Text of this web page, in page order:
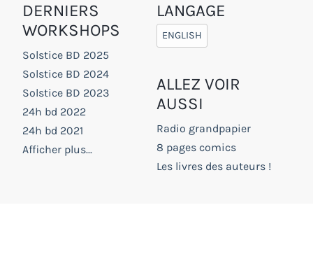
DERNIERS
WORKSHOPS
Solstice BD 2025
Solstice BD 2024
Solstice BD 2023
24h bd 2022
24h bd 2021
Afficher plus...
LANGAGE
ENGLISH
ALLEZ VOIR
AUSSI
Radio grandpapier
8 pages comics
Les livres des auteurs !